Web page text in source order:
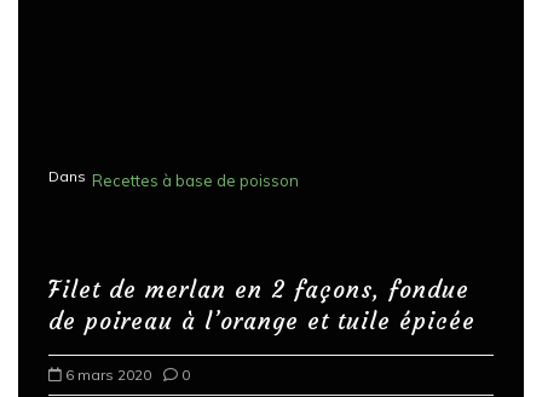
Dans Recettes à base de poisson
Filet de merlan en 2 façons, fondue
de poireau à l’orange et tuile épicée
6 mars 2020 0